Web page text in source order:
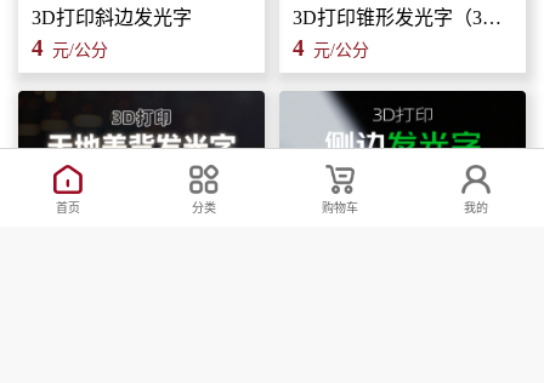
3D打印斜边发光字
4 元/公分
3D打印锥形发光字（3维立体字）
4 元/公分
首页 分类 购物车 我的